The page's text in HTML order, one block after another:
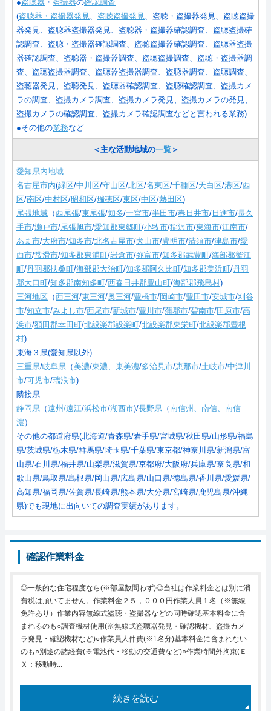
●盗聴器 ・ 盗撮器の確認調査
(盗聴器・盗撮器発見 盗聴盗撮発見
、盗聴・盗撮器発見、盗聴盗撮
器発見、盗聴器盗撮器発見、盗聴器・盗撮器確認調査、盗聴盗撮確
認調査、盗聴・盗撮器確認調査、盗聴盗撮器確認調査、盗聴器盗撮
器確認調査、盗聴器・盗撮器調査、盗聴盗撮調査、盗聴・盗撮器調
査、盗聴盗撮器調査、盗聴器盗撮器調査、盗聴器調査、盗聴調査、
盗聴器発見、盗聴発見、盗聴器確認調査、盗聴確認調査、盗撮カメ
ラの調査、盗撮カメラ調査、盗撮カメラ発見、盗撮カメラの発見、
盗撮カメラの確認調査、盗撮カメラ確認調査などと言われる業務)
●その他の業務など
＜主な活動地域の一覧＞
愛知県内地域
名古屋市内(緑区/中川区/守山区/北区/名東区/千種区/天白区/港区/西
区/南区/中村区/昭和区/瑞穂区/東区/中区/熱田区)
尾張地域 （西尾張/東尾張/知多/一宮市/半田市/春日井市/ 日進市/長久
手市/瀬戸市/尾張旭市/愛知郡東郷町/小牧市/稲沢市/東海市/江南市/
あま市/大府市/知多市/北名古屋市/犬山市/豊明市/清須市/津島市/愛
西市/常滑市/知多郡東浦町/岩倉市/弥富市/知多郡武豊町/海部郡蟹江
町/丹羽郡扶桑町/海部郡大治町/知多郡阿久比町/知多郡美浜町/丹羽
郡大口町/知多郡南知多町/西春日井郡豊山町/海部郡飛島村)
三河地区 （西三河/東三河/奥三河/豊橋市/岡崎市/豊田市/安城市/刈谷
市/知立市/みよし市/西尾市/新城市/豊川市/蒲郡市/碧南市/田原市/高
浜市/額田郡幸田町/北設楽郡設楽町/北設楽郡東栄町/北設楽郡豊根
村)
東海３県(愛知県以外)
三重県/岐阜県 （美濃/東濃、東美濃/多治見市/恵那市/土岐市/中津川
市/可児市/瑞浪市)
隣接県
静岡県 （遠州/遠江/浜松市/湖西市)/長野県 （南信州、南信、南信
濃 ）
その他の都道府県(北海道/青森県/岩手県/宮城県/秋田県/山形県/福島
県/茨城県/栃木県/群馬県/埼玉県/千葉県/東京都/神奈川県/新潟県/富
山県/石川県/福井県/山梨県/滋賀県/京都府/大阪府/兵庫県/奈良県/和
歌山県/鳥取県/島根県/岡山県/広島県/山口県/徳島県/香川県/愛媛県/
高知県/福岡県/佐賀県/長崎県/熊本県/大分県/宮崎県/鹿児島県/沖縄
県)でも現地に出向いての調査実績があります。
確認作業料金
◎一般的な住宅程度なら(※部屋数問わず)◎当社は作業料金とは別に消
費税は頂いてません。作業料金２５，０００円作業人員１名（※無線
免許あり）作業内容無線式盗聴・盗撮器などの同時確認基本料金に含
まれるのも○調査機材使用(※無線式盗聴器発見・確認機材、盗撮カメ
ラ発見・確認機材など)○作業員人件費(※1名分)基本料金に含まれない
のも○別途の諸経費(※電池代・移動の交通費など)○作業時間外拘束(Ｅ
Ｘ：移動時...
続きを読む